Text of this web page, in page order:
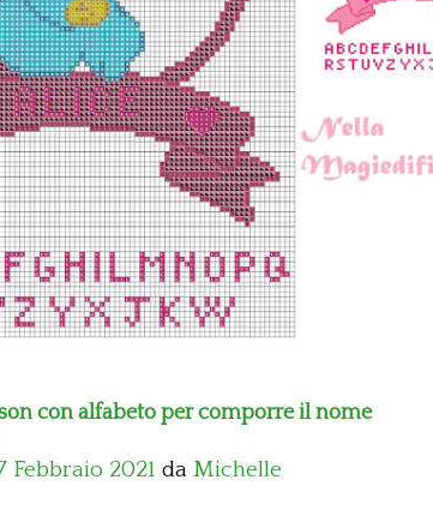
con alfabeto per comporre il nome
Febbraio 2021 da Michelle